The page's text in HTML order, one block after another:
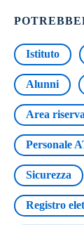
Istituto
Alunni
Area
Personale
Sicurezza
Registro